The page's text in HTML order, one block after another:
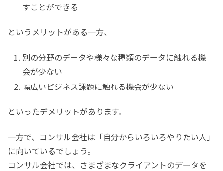
すことができる
というメリットがある一方、
別の分野のデータや様々な種類のデータに触れる機
会が少ない
幅広いビジネス課題に触れる機会が少ない
といったデメリットがあります。
一方で、コンサル会社は「自分からいろいろやりたい人」
に向いているでしょう。
コンサル会社では、さまざまなクライアントのデータを